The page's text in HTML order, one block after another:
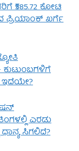
₹585.72 ಕೋಟಿ
ಪ್ರಿಯಾಂಕ್ ಖರ್ಗೆ
ಇದೆಯೇ?
ಎರಡು
ಸಿಗಲಿದೆ?